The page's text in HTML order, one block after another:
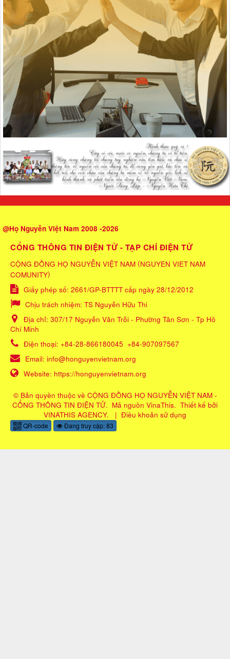
@Họ Nguyễn Việt Nam 2008 -2026
CỔNG THÔNG TIN ĐIỆN TỬ - TẠP CHÍ ĐIỆN TỬ
CỘNG ĐỒNG HỌ NGUYỄN VIỆT NAM (NGUYEN VIET NAM
COMUNITY)
Giấy phép số: 2661/GP-BTTTT cấp ngày 28/12/2012
Chịu trách nhiệm: TS Nguyễn Hữu Thi
Địa chỉ: 307/17 Nguyễn Văn Trỗi - Phường Tân Sơn - Tp Hồ
Chí Minh
Điện thoại: +84-28-866180045 +84-907097567
Email: info@honguyenvietnam.org
Website: https://honguyenvietnam.org
© Bản quyền thuộc về CỘNG ĐỒNG HỌ NGUYỄN VIỆT NAM -
CỔNG THÔNG TIN ĐIỆN TỬ. Mã nguồn VinaThis. Thiết kế bởi
VINATHIS AGENCY. | Điều khoản sử dụng
QR-code Đang truy cập: 83